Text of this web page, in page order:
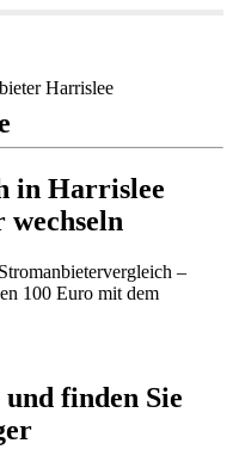
Harrislee
in Harrislee
wechseln
–
100 Euro mit dem
finden Sie